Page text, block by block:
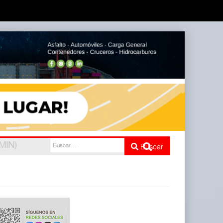
Buscar